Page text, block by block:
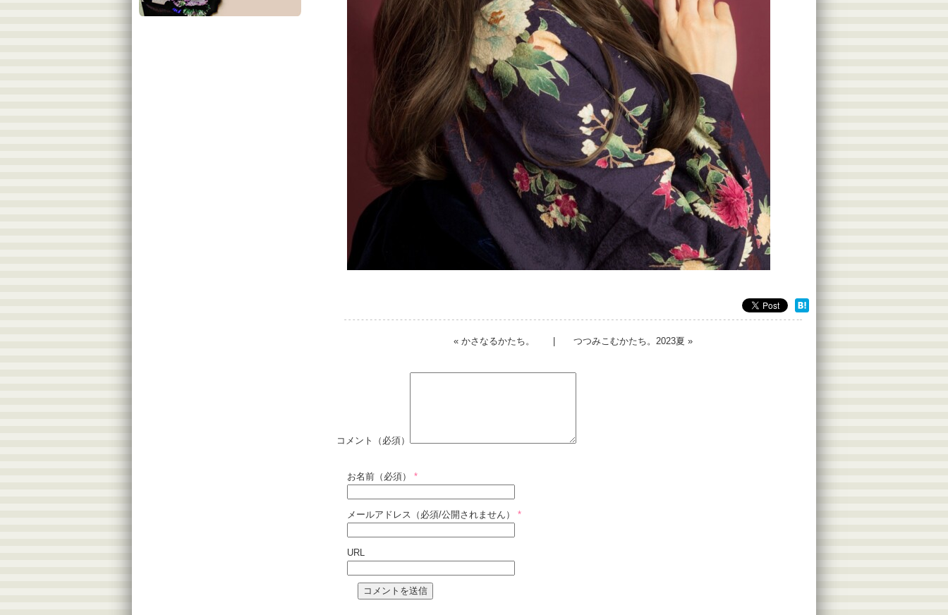
« かさなるかたち。 つつみこむかたち。2023夏 »
コメント（必須）
お名前（必須） *
メールアドレス（必須/公開されません） *
URL